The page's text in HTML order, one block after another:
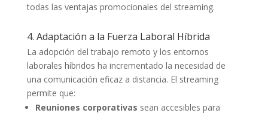
todas las ventajas promocionales del streaming.
4. Adaptación a la Fuerza Laboral Híbrida
La adopción del trabajo remoto y los entornos
laborales híbridos ha incrementado la necesidad de
una comunicación eficaz a distancia. El streaming
permite que:
Reuniones corporativas sean accesibles para